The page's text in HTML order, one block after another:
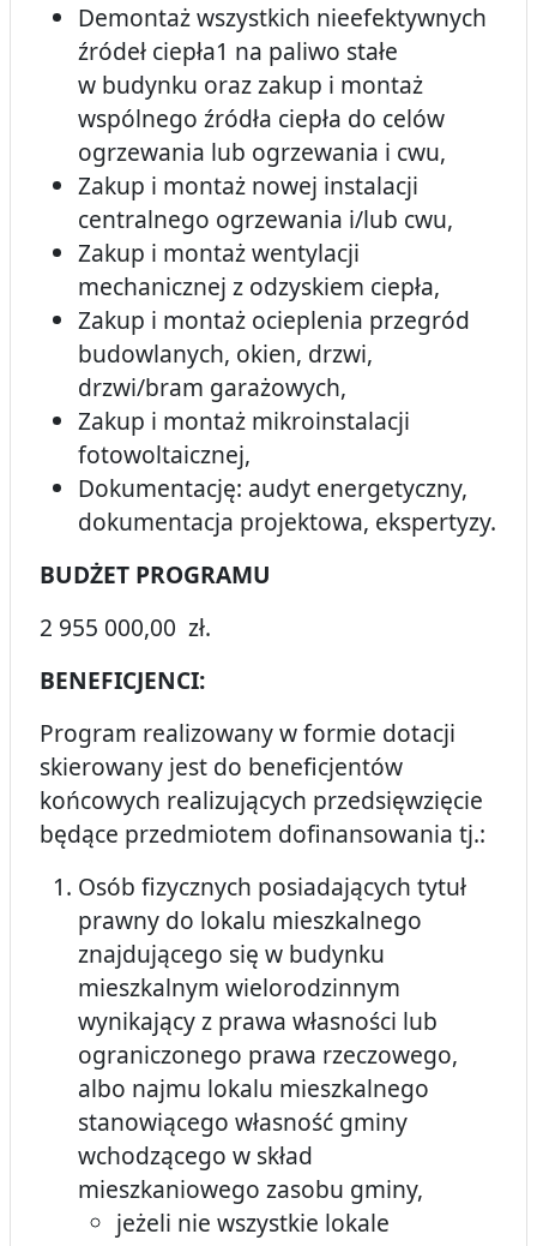
Demontaż wszystkich nieefektywnych
źródeł ciepła1 na paliwo stałe
w budynku oraz zakup i montaż
wspólnego źródła ciepła do celów
ogrzewania lub ogrzewania i cwu,
Zakup i montaż nowej instalacji
centralnego ogrzewania i/lub cwu,
Zakup i montaż wentylacji
mechanicznej z odzyskiem ciepła,
Zakup i montaż ocieplenia przegród
budowlanych, okien, drzwi,
drzwi/bram garażowych,
Zakup i montaż mikroinstalacji
fotowoltaicznej,
Dokumentację: audyt energetyczny,
dokumentacja projektowa, ekspertyzy.
BUDŻET PROGRAMU
2 955 000,00 zł.
BENEFICJENCI:
Program realizowany w formie dotacji
skierowany jest do beneficjentów
końcowych realizujących przedsięwzięcie
będące przedmiotem dofinansowania tj.:
Osób fizycznych posiadających tytuł
prawny do lokalu mieszkalnego
znajdującego się w budynku
mieszkalnym wielorodzinnym
wynikający z prawa własności lub
ograniczonego prawa rzeczowego,
albo najmu lokalu mieszkalnego
stanowiącego własność gminy
wchodzącego w skład
mieszkaniowego zasobu gminy,
jeżeli nie wszystkie lokale